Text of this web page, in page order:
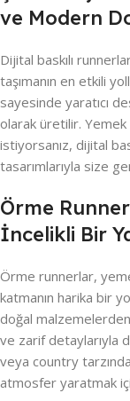
ve Modern
Dijital baskılı
taşımanın en etkili
sayesinde yaratıcı
olarak üretilir. Yemek
istiyorsanız, dijital
tasarımlarıyla size
Örme
İncelikli Bir
Örme runnerlar,
katmanın harika bir
doğal
ve zarif detaylarıyla
veya country
atmosfer yaratmak